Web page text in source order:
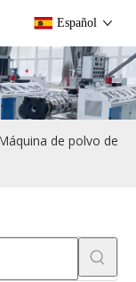
Español
de polvo de